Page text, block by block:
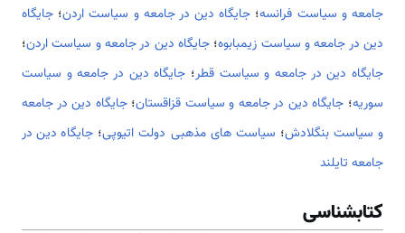
جامعه و سیاست فرانسه؛ جایگاه دین در جامعه و سیاست اردن؛ جایگاه
دین در جامعه و سیاست زیمبابوه؛ جایگاه دین در جامعه و سیاست اردن؛
جایگاه دین در جامعه و سیاست قطر؛ جایگاه دین در جامعه و سیاست
سوریه؛ جایگاه دین در جامعه و سیاست قزاقستان؛جایگاه دین در جامعه
و سیاست بنگلادش؛ سیاست های مذهبی دولت اتیوپی؛ جایگاه دین در
جامعه تایلند
کتابشناسی